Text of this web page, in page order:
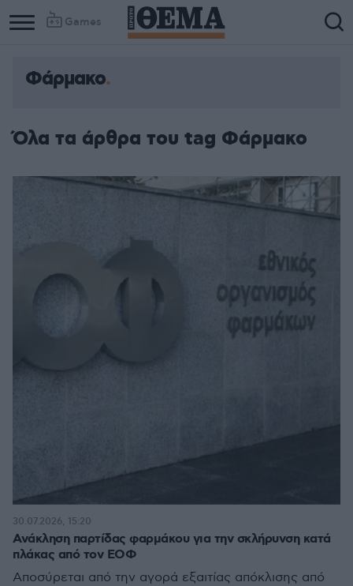
Games
Φάρμακο
Όλα τα άρθρα του tag Φάρμακο
Ανάκληση παρτίδας φαρμάκου για την σκλήρυνση κατά
πλάκας από τον ΕΟΦ
Αποσύρεται από την αγορά εξαιτίας απόκλισης από
30.07.2026, 15:20